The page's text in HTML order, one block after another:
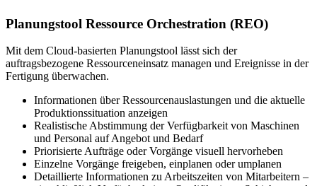
Planungstool Ressource Orchestration (REO)
Mit dem Cloud-basierten Planungstool lässt sich der
auftragsbezogene Ressourceneinsatz managen und Ereignisse in der
Fertigung überwachen.
Informationen über Ressourcenauslastungen und die aktuelle
Produktionssituation anzeigen
Realistische Abstimmung der Verfügbarkeit von Maschinen
und Personal auf Angebot und Bedarf
Priorisierte Aufträge oder Vorgänge visuell hervorheben
Einzelne Vorgänge freigeben, einplanen oder umplanen
Detaillierte Informationen zu Arbeitszeiten von Mitarbeitern –